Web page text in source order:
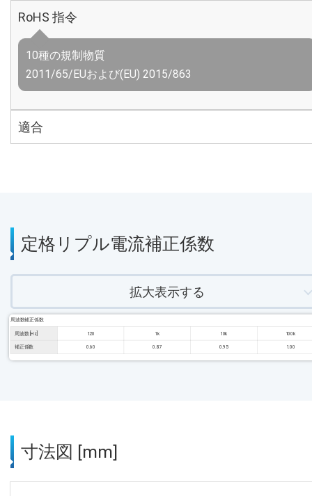
RoHS 指令
10種の規制物質
2011/65/EUおよび(EU) 2015/863
適合
定格リプル電流補正係数
拡大表示する
周波数補正係数
周波数 [Hz] 120 1k 10k 100k
補正係数 0.60 0.87 0.95 1.00
寸法図 [mm]